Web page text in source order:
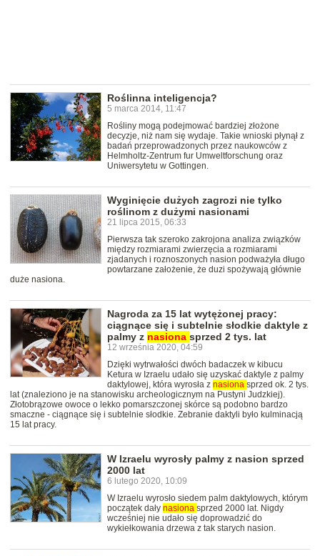
Roślinna inteligencja?
5 marca 2014, 11:47
Rośliny mogą podejmować bardziej złożone
decyzje, niż nam się wydaje. Takie wnioski płynął z
badań przeprowadzonych przez naukowców z
Helmholtz-Zentrum fur Umweltforschung oraz
Uniwersytetu w Gottingen.
Wyginięcie dużych zagrozi nie tylko
roślinom z dużymi nasionami
21 lipca 2015, 06:33
Pierwsza tak szeroko zakrojona analiza związków
między rozmiarami zwierzęcia a rozmiarami
zjadanych i roznoszonych nasion podważyła długo
powtarzane założenie, że duzi spożywają głównie
duże nasiona.
Nagroda za 15 lat wytężonej pracy:
ciągnące się i subtelnie słodkie daktyle z
palmy z nasiona sprzed 2 tys. lat
12 września 2020, 04:59
Dzięki wytrwałości dwóch badaczek w kibucu
Ketura w Izraelu udało się uzyskać daktyle z palmy
daktylowej, która wyrosła z nasiona sprzed ok. 2 tys.
lat (znaleziono je na stanowisku archeologicznym na Pustyni Judzkiej).
Złotobrązowe owoce o lekko pomarszczonej skórce są podobno bardzo
smaczne - ciągnące się i subtelnie słodkie. Zebranie daktyli było kulminacją
15 lat pracy.
W Izraelu wyrosły palmy z nasion sprzed
2000 lat
6 lutego 2020, 10:09
W Izraelu wyrosło siedem palm daktylowych, którym
początek dały nasiona sprzed 2000 lat. Nigdy
wcześniej nie udało się doprowadzić do
wykiełkowania drzewa z tak starych nasion.